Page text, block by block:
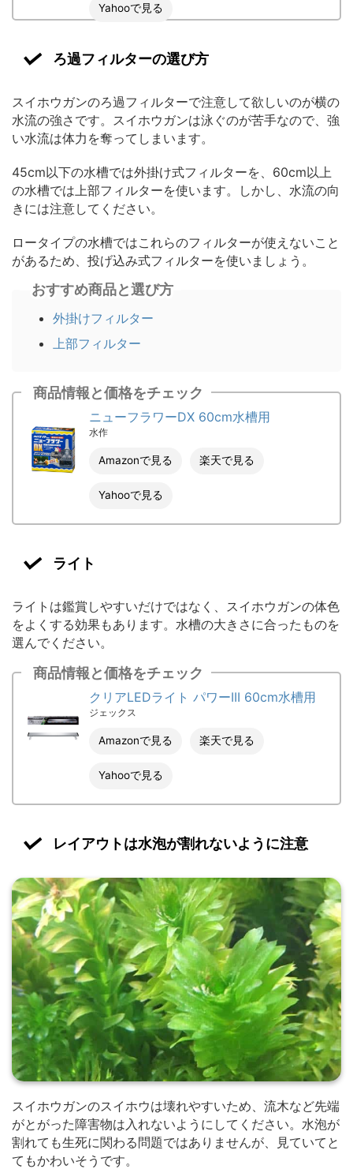
Yahooで見る
ろ過フィルターの選び方
スイホウガンのろ過フィルターで注意して欲しいのが横の
水流の強さです。スイホウガンは泳ぐのが苦手なので、強
い水流は体力を奪ってしまいます。
45cm以下の水槽では外掛け式フィルターを、60cm以上
の水槽では上部フィルターを使います。しかし、水流の向
きには注意してください。
ロータイプの水槽ではこれらのフィルターが使えないこと
があるため、投げ込み式フィルターを使いましょう。
おすすめ商品と選び方
外掛けフィルター
上部フィルター
商品情報と価格をチェック
ニューフラワーDX 60cm水槽用
水作
Amazonで見る 楽天で見る
Yahooで見る
ライト
ライトは鑑賞しやすいだけではなく、スイホウガンの体色
をよくする効果もあります。水槽の大きさに合ったものを
選んでください。
商品情報と価格をチェック
クリアLEDライト パワーIII 60cm水槽用
ジェックス
Amazonで見る 楽天で見る
Yahooで見る
レイアウトは水泡が割れないように注意
スイホウガンのスイホウは壊れやすいため、流木など先端
がとがった障害物は入れないようにしてください。水泡が
割れても生死に関わる問題ではありませんが、見ていてと
てもかわいそうです。